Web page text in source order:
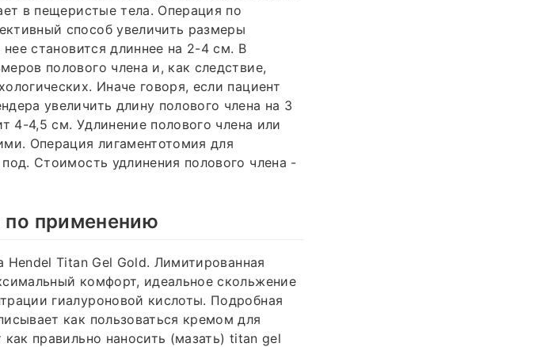
в пещеристые тела. Операция по
способ увеличить размеры
становится длиннее на 2-4 см. В
полового члена и, как следствие,
Иначе говоря, если пациент
увеличить длину полового члена на 3
4-4,5 см. Удлинение полового члена или
Операция лигаментотомия для
Стоимость удлинения полового члена -
по применению
Titan Gel Gold. Лимитированная
комфорт, идеальное скольжение
гиалуроновой кислоты. Подробная
как пользоваться кремом для
правильно наносить (мазать) titan gel